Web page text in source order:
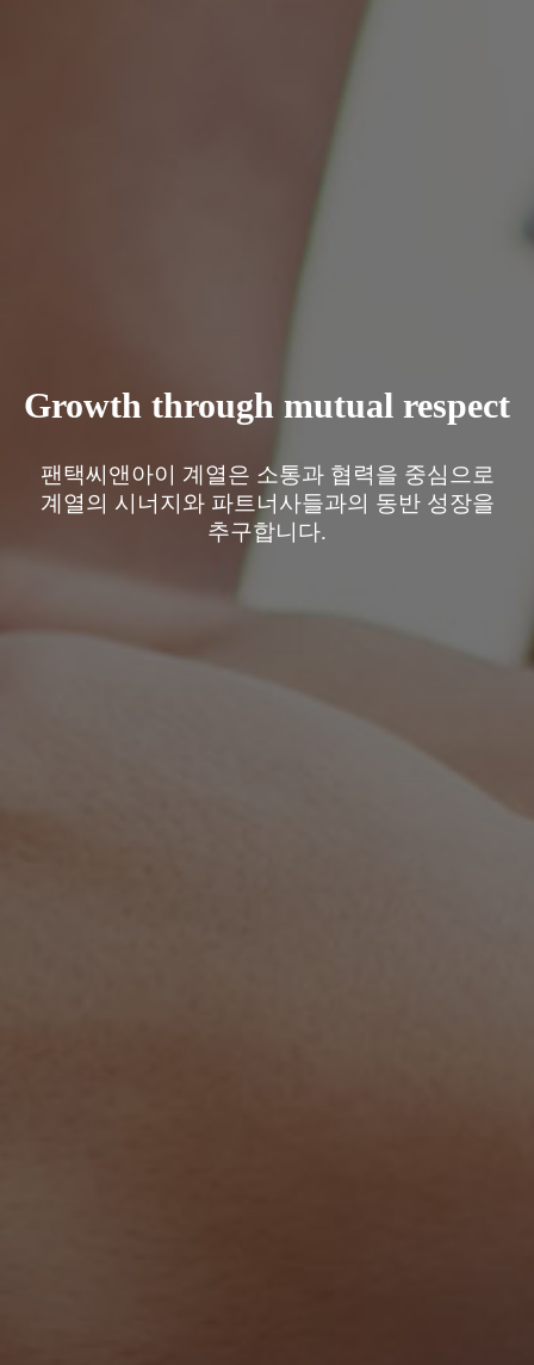
Growth through mutual respect
팬택씨앤아이 계열은 소통과 협력을 중심으로
계열의 시너지와 파트너사들과의 동반 성장을
추구합니다.